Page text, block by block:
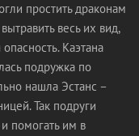
простить драконам
весь их вид,
Каэтана
подружка по
нашла Эстанс –
Так подруги
помогать им в